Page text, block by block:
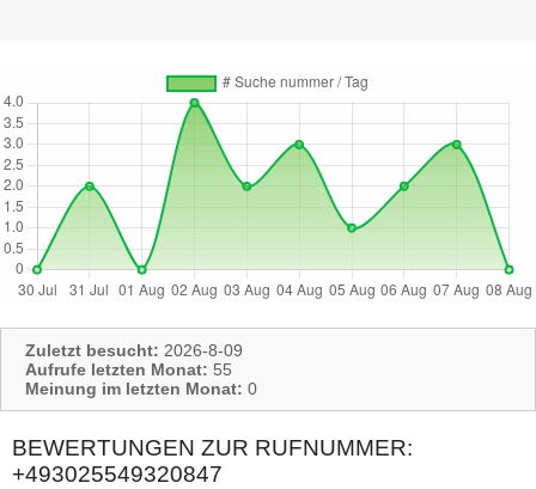
Zuletzt besucht: 2026-8-09
Aufrufe letzten Monat: 55
Meinung im letzten Monat: 0
BEWERTUNGEN ZUR RUFNUMMER:
+493025549320847